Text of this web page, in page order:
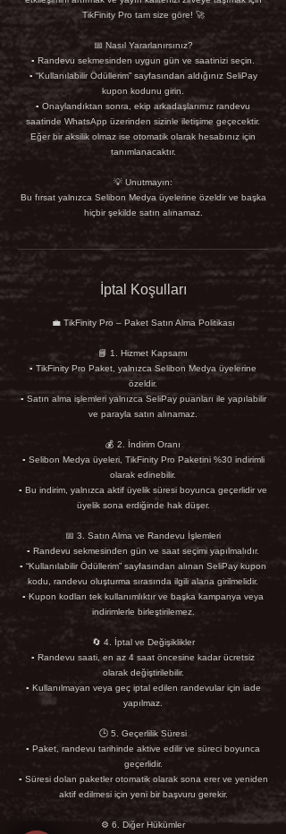
TikFinity Pro tam size göre! 🚀
📅 Nasıl Yararlanırsınız?
▪ Randevu sekmesinden uygun gün ve saatinizi seçin.
▪ “Kullanılabilir Ödüllerim” sayfasından aldığınız SeliPay
kupon kodunu girin.
▪ Onaylandıktan sonra, ekip arkadaşlarımız randevu
saatinde WhatsApp üzerinden sizinle iletişime geçecektir.
Eğer bir aksilik olmaz ise otomatik olarak hesabınız için
tanımlanacaktır.
💡 Unutmayın:
Bu fırsat yalnızca Selibon Medya üyelerine özeldir ve başka
hiçbir şekilde satın alınamaz.
İptal Koşulları
💼 TikFinity Pro – Paket Satın Alma Politikası
📘 1. Hizmet Kapsamı
▪ TikFinity Pro Paket, yalnızca Selibon Medya üyelerine
özeldir.
▪ Satın alma işlemleri yalnızca SeliPay puanları ile yapılabilir
ve parayla satın alınamaz.
💰 2. İndirim Oranı
▪ Selibon Medya üyeleri, TikFinity Pro Paketini %30 indirimli
olarak edinebilir.
▪ Bu indirim, yalnızca aktif üyelik süresi boyunca geçerlidir ve
üyelik sona erdiğinde hak düşer.
📅 3. Satın Alma ve Randevu İşlemleri
▪ Randevu sekmesinden gün ve saat seçimi yapılmalıdır.
▪ “Kullanılabilir Ödüllerim” sayfasından alınan SeliPay kupon
kodu, randevu oluşturma sırasında ilgili alana girilmelidir.
▪ Kupon kodları tek kullanımlıktır ve başka kampanya veya
indirimlerle birleştirilemez.
🔄 4. İptal ve Değişiklikler
▪ Randevu saati, en az 4 saat öncesine kadar ücretsiz
olarak değiştirilebilir.
▪ Kullanılmayan veya geç iptal edilen randevular için iade
yapılmaz.
🕒 5. Geçerlilik Süresi
▪ Paket, randevu tarihinde aktive edilir ve süreci boyunca
geçerlidir.
▪ Süresi dolan paketler otomatik olarak sona erer ve yeniden
aktif edilmesi için yeni bir başvuru gerekir.
⚙️ 6. Diğer Hükümler